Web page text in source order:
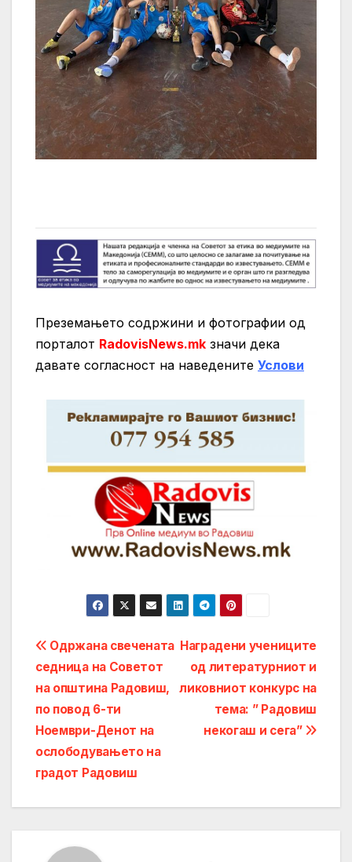
Преземањето содржини и фотографии од
порталот RadovisNews.mk значи дека
давате согласност на нaведените Услови
Post
navigation
Наградени учениците
од литературниот и
ликовниот конкурс на
тема: ” Радовиш
некогаш и сега”
Одржана свечената
седница на Советот
на општина Радовиш,
по повод 6-ти
Ноември-Денот на
ослободувањето на
градот Радовиш